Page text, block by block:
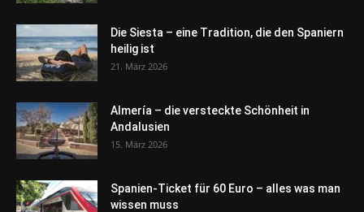
Die Siesta – eine Tradition, die den Spaniern
heilig ist
21. März 2026
Almería – die versteckte Schönheit in
Andalusien
15. März 2026
Spanien-Ticket für 60 Euro – alles was man
wissen muss